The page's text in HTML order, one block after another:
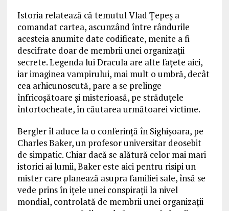
Istoria relatează că temutul Vlad Ţepeş a
comandat cartea, ascunzând între rândurile
acesteia anumite date codificate, menite a fi
descifrate doar de membrii unei organizaţii
secrete. Legenda lui Dracula are alte faţete aici,
iar imaginea vampirului, mai mult o umbră, decât
cea arhicunoscută, pare a se prelinge
înfricoşătoare şi misterioasă, pe străduţele
întortocheate, în căutarea următoarei victime.
Bergler îl aduce la o conferință în Sighişoara, pe
Charles Baker, un profesor universitar deosebit
de simpatic. Chiar dacă se alătură celor mai mari
istorici ai lumii, Baker este aici pentru risipi un
mister care planează asupra familiei sale, însă se
vede prins în ițele unei conspirații la nivel
mondial, controlată de membrii unei organizaţii